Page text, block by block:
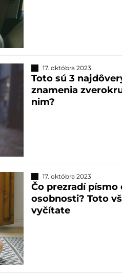
17. októbra 2023
Toto sú 3
znamenia
nim?
17. októbra 2023
Čo prezradí písmo
osobnosti? Toto
vyčítate